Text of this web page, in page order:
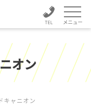
メニュー
オン
キャニオン